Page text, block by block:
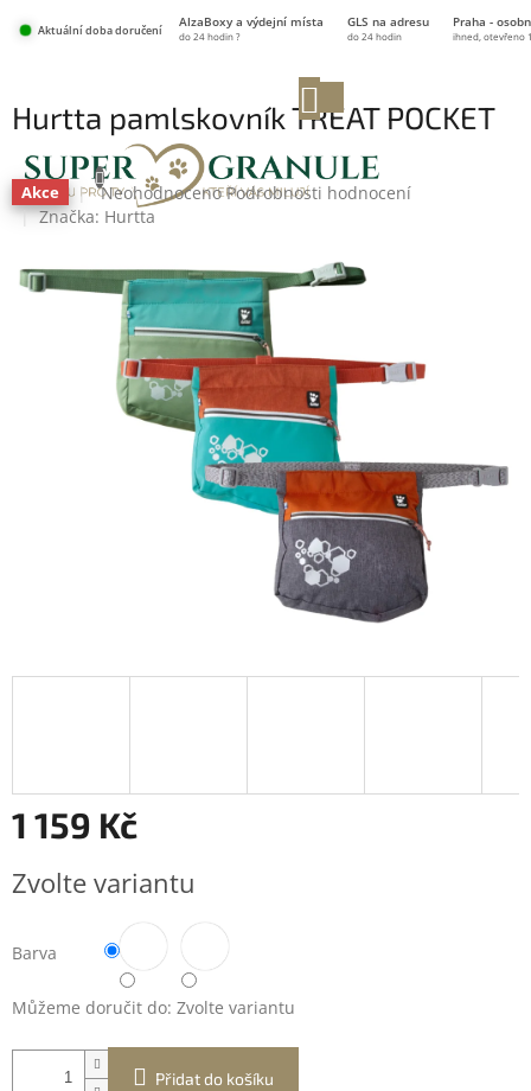
Aktuální doba doručení
AlzaBoxy a výdejní místa GLS na adresu Praha -
do 24 hodin ? do 24 hodin ihned, otevřeno
KOŠÍK
Hurtta pamlskovník TREAT POCKET
ECO DOPRODEJ
Akce
Průměrné
hodnocení
0,0
hvězdiček.
Neohodnoceno Podrobnosti hodnocení
Značka: Hurtta
1 159 Kč
cena:
Zvolte variantu
Barva
Můžeme doručit do: Zvolte variantu
Přidat do košíku